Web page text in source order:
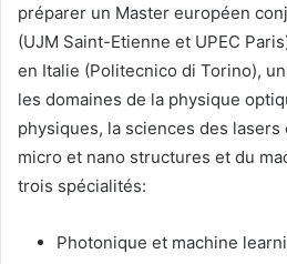
préparer un Master européen
(UJM Saint-Etienne et UPEC
en Italie (Politecnico di Torino),
les domaines de la physique
physiques, la sciences des
micro et nano structures et du
trois spécialités:
Photonique et machine